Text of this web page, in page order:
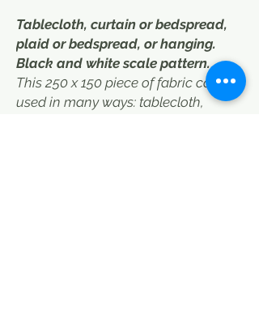
Tablecloth, curtain or bedspread,
plaid or bedspread, or hanging.
Black and white scale pattern.
This 250 x 150 piece of fabric can be
used in many ways: tablecloth,